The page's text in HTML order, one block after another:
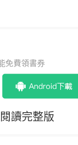
免費領書券
讀完整版